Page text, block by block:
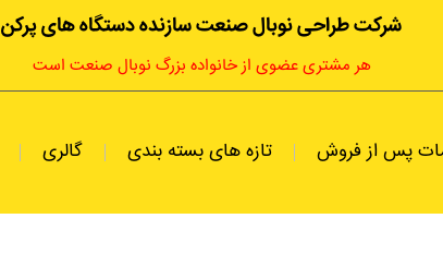
شرکت طراحی نوبال صنعت سازنده دستگاه های پرکن
هر مشتری عضوی از خانواده بزرگ نوبال صنعت است
پس از فروش تازه های بسته بندی گالری